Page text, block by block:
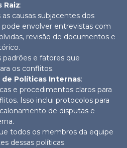
Raiz:
as causas subjacentes dos
pode envolver entrevistas com
revisão de documentos e
padrões e fatores que
os conflitos.
Políticas Internas:
e procedimentos claros para
Isso inclui protocolos para
de disputas e
todos os membros da equipe
dessas políticas.